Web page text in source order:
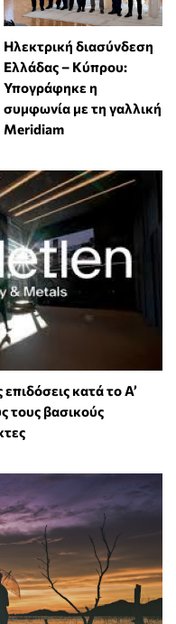
Ηλεκτρική διασύνδεση
Ελλάδας – Κύπρου:
Υπογράφηκε η
συμφωνία με τη γαλλική
Meridiam
κατά το Α’
τους βασικούς